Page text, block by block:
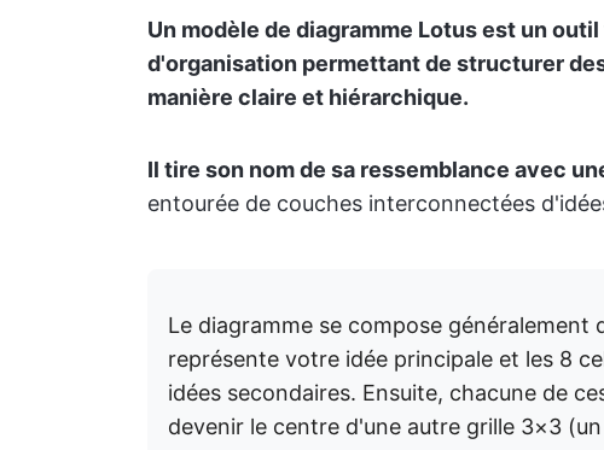
Un modèle de diagramme Lotus est un
d'organisation permettant de structurer
manière claire et hiérarchique.
Il tire son nom de sa ressemblance avec
entourée de couches interconnectées
Le diagramme se compose généralement
représente votre idée principale et les 8
idées secondaires. Ensuite, chacune de
devenir le centre d'une autre grille 3×3